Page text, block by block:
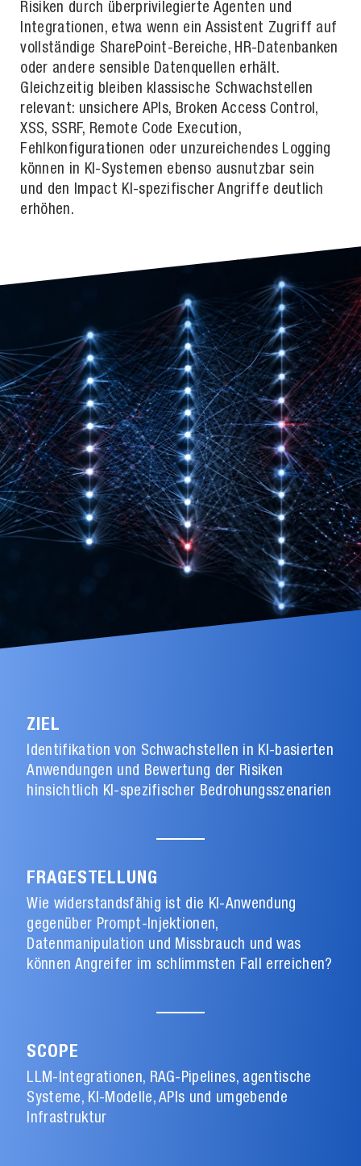
Risiken durch überprivilegierte Agenten und
Integrationen, etwa wenn ein Assistent Zugriff auf
vollständige SharePoint-Bereiche, HR-Datenbanken
oder andere sensible Datenquellen erhält.
Gleichzeitig bleiben klassische Schwachstellen
relevant: unsichere APIs, Broken Access Control,
XSS, SSRF, Remote Code Execution,
Fehlkonfigurationen oder unzureichendes Logging
können in KI-Systemen ebenso ausnutzbar sein
und den Impact KI-spezifischer Angriffe deutlich
erhöhen.
ZIEL
Identifikation von Schwachstellen in KI-basierten
Anwendungen und Bewertung der Risiken
hinsichtlich KI-spezifischer Bedrohungsszenarien
FRAGESTELLUNG
Wie widerstandsfähig ist die KI-Anwendung
gegenüber Prompt-Injektionen,
Datenmanipulation und Missbrauch und was
können Angreifer im schlimmsten Fall erreichen?
SCOPE
LLM-Integrationen, RAG-Pipelines, agentische
Systeme, KI-Modelle, APIs und umgebende
Infrastruktur